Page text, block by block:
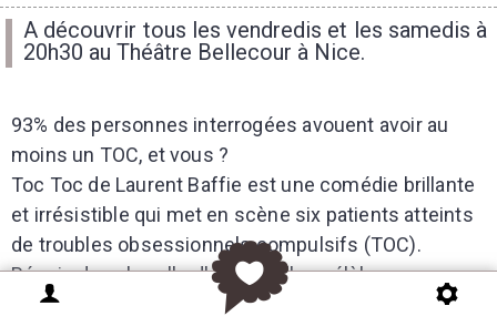
A découvrir tous les vendredis et les samedis à
20h30 au Théâtre Bellecour à Nice.
93% des personnes interrogées avouent avoir au
moins un TOC, et vous ?
Toc Toc de Laurent Baffie est une comédie brillante
et irrésistible qui met en scène six patients atteints
de troubles obsessionnels compulsifs (TOC).
Réunis dans la salle d'attente d'un célèbre
spécialiste qui se fait désirer, ils vont devoir